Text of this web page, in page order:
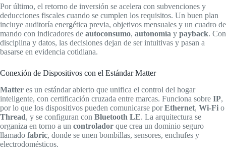
Por último, el retorno de inversión se acelera con subvenciones y
deducciones fiscales cuando se cumplen los requisitos. Un buen plan
incluye auditoría energética previa, objetivos mensuales y un cuadro de
mando con indicadores de autoconsumo, autonomía y payback. Con
disciplina y datos, las decisiones dejan de ser intuitivas y pasan a
basarse en evidencia cotidiana.
Conexión de Dispositivos con el Estándar Matter
Matter es un estándar abierto que unifica el control del hogar
inteligente, con certificación cruzada entre marcas. Funciona sobre IP,
por lo que los dispositivos pueden comunicarse porEthernet, Wi‑Fi o
Thread, y se configuran con Bluetooth LE. La arquitectura se
organiza en torno a un controlador que crea un dominio seguro
llamado fabric, donde se unen bombillas, sensores, enchufes y
electrodomésticos.